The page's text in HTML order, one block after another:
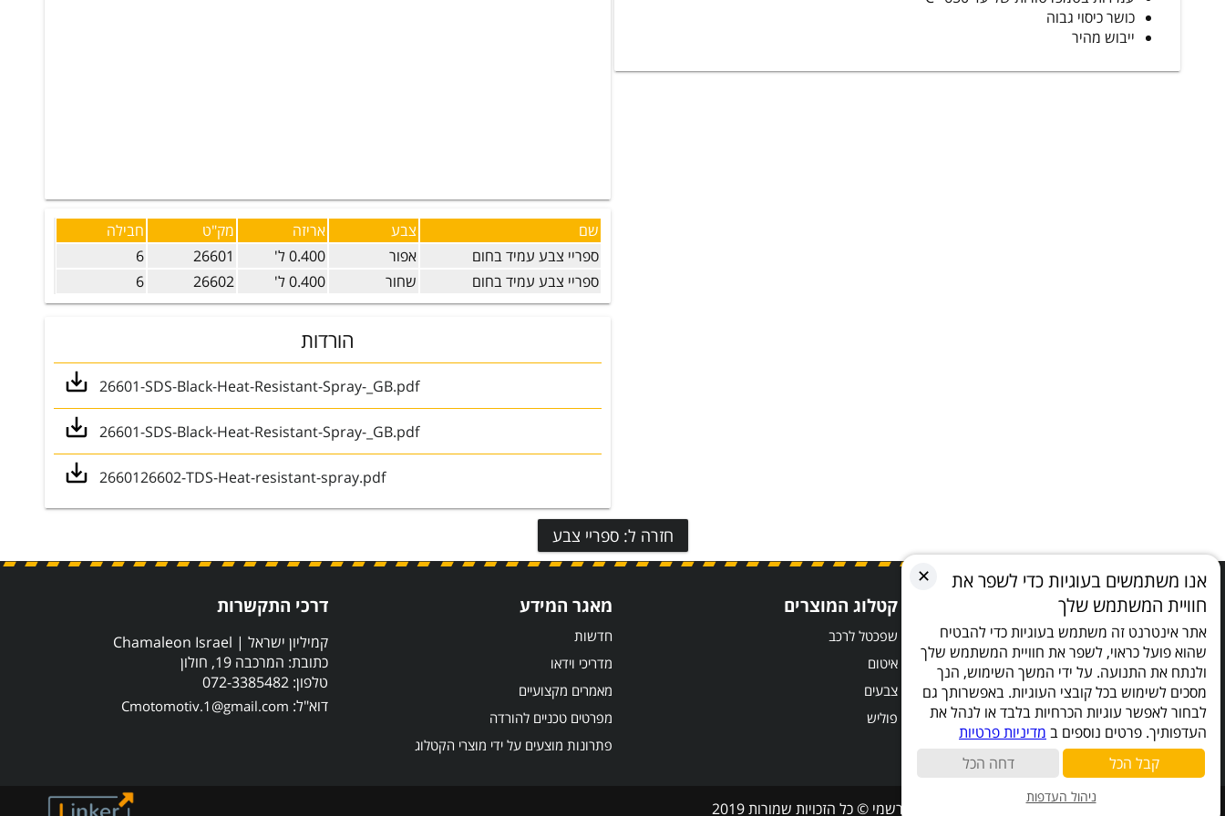
כושר כיסוי גבוה
ייבוש מהיר
שם צבע אריזה מק"ט
חבילה
ספריי צבע עמיד בחום
אפור 0.400 ל' 26601
6
ספריי צבע עמיד בחום
שחור 0.400 ל' 26602
6
הורדות
26601-SDS-Black-Heat-Resistant-Spray-_GB.pdf
26601-SDS-Black-Heat-Resistant-Spray-_GB.pdf
2660126602-TDS-Heat-resistant-spray.pdf
חזרה ל: ספריי צבע
קישורים מהירים
אודות
הצהרת נגישות
מדיניות פרטיות
תקנון ותנאי שימוש באתר
קטלוג המוצרים
שפכטל לרכב
איטום
צבעים
פוליש
מאגר המידע
חדשות
מדריכי וידאו
מאמרים מקצועיים
מפרטים טכניים להורדה
פתרונות מוצעים על ידי מוצרי הקטלוג
דרכי התקשרות
קמיליון ישראל | Chamaleon Israel
כתובת: המרכבה 19, חולון
טלפון: 072-3385482
דוא"ל: Cmotomotiv.1@gmail.com
קמיליון ישראל | Chamaleon Israel – היבואן הרשמי © כל הזכויות שמורות 2019
✕
אנו משתמשים בעוגיות כדי לשפר את
חוויית המשתמש שלך
אתר אינטרנט זה משתמש בעוגיות כדי להבטיח
שהוא פועל כראוי, לשפר את חוויית המשתמש שלך
ולנתח את התנועה. על ידי המשך השימוש, הנך
מסכים לשימוש בכל קובצי העוגיות. באפשרותך גם
לבחור לאפשר עוגיות הכרחיות בלבד או לנהל את
העדפותיך. פרטים נוספים ב מדיניות פרטיות
קבל הכל
דחה הכל
ניהול העדפות